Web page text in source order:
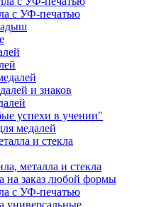
с УФ-печатью
и знаков
успехи в учении"
медалей
и стекла
металла и стекла
на заказ любой формы
с УФ-печатью
универсальные